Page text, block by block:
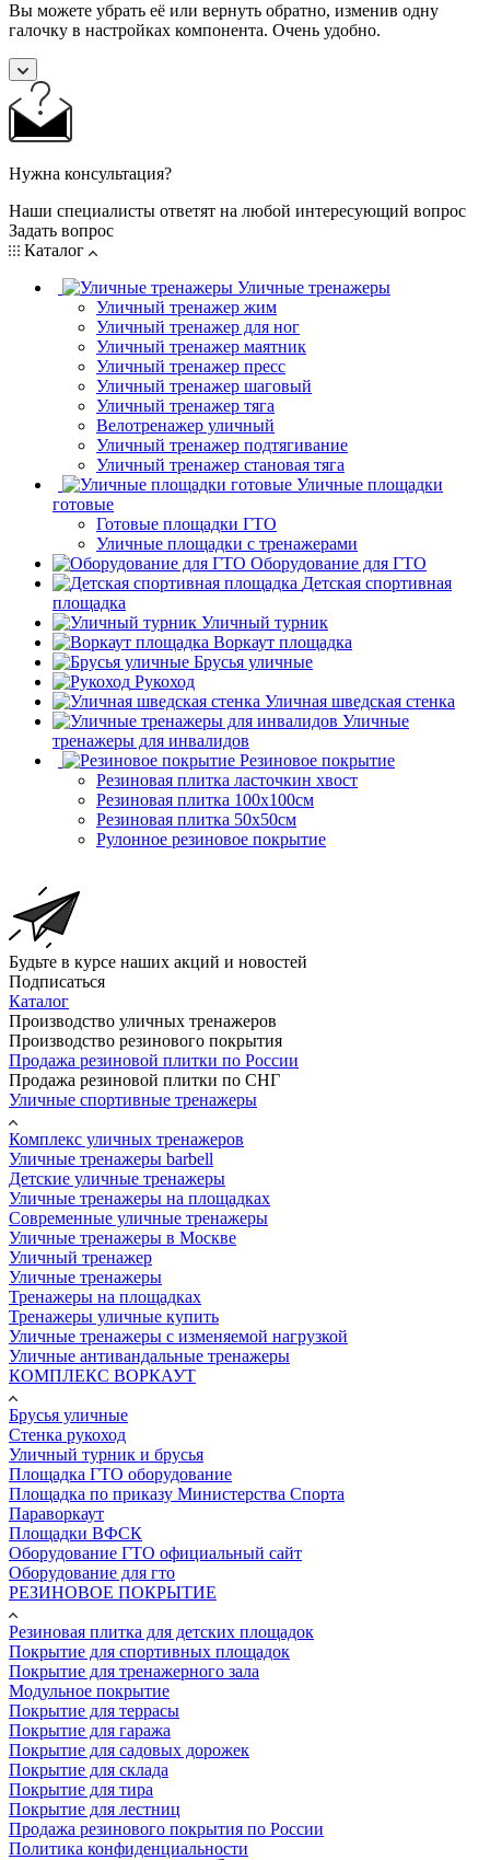
Вы можете убрать её или вернуть обратно, изменив одну
галочку в настройках компонента. Очень удобно.
Нужна консультация?
Наши специалисты ответят на любой интересующий вопрос
Задать вопрос
Каталог
Уличные тренажеры
Уличный тренажер жим
Уличный тренажер для ног
Уличный тренажер маятник
Уличный тренажер пресс
Уличный тренажер шаговый
Уличный тренажер тяга
Велотренажер уличный
Уличный тренажер подтягивание
Уличный тренажер становая тяга
Уличные площадки
готовые
Готовые площадки ГТО
Уличные площадки с тренажерами
Оборудование для ГТО
Детская спортивная
площадка
Уличный турник
Воркаут площадка
Брусья уличные
Рукоход
Уличная шведская стенка
Уличные
тренажеры для инвалидов
Резиновое покрытие
Резиновая плитка ласточкин хвост
Резиновая плитка 100х100см
Резиновая плитка 50х50см
Рулонное резиновое покрытие
Будьте в курсе наших акций и новостей
Подписаться
Каталог
Производство уличных тренажеров
Производство резинового покрытия
Продажа резиновой плитки по России
Продажа резиновой плитки по СНГ
Уличные спортивные тренажеры
Комплекс уличных тренажеров
Уличные тренажеры barbell
Детские уличные тренажеры
Уличные тренажеры на площадках
Современные уличные тренажеры
Уличные тренажеры в Москве
Уличный тренажер
Уличные тренажеры
Тренажеры на площадках
Тренажеры уличные купить
Уличные тренажеры с изменяемой нагрузкой
Уличные антивандальные тренажеры
КОМПЛЕКС ВОРКАУТ
Брусья уличные
Стенка рукоход
Уличный турник и брусья
Площадка ГТО оборудование
Площадка по приказу Министерства Спорта
Параворкаут
Площадки ВФСК
Оборудование ГТО официальный сайт
Оборудование для гто
РЕЗИНОВОЕ ПОКРЫТИЕ
Резиновая плитка для детских площадок
Покрытие для спортивных площадок
Покрытие для тренажерного зала
Модульное покрытие
Покрытие для террасы
Покрытие для гаража
Покрытие для садовых дорожек
Покрытие для склада
Покрытие для тира
Покрытие для лестниц
Продажа резинового покрытия по России
Политика конфиденциальности